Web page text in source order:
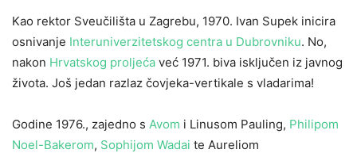
Kao rektor Sveučilišta u Zagrebu, 1970. Ivan Supek inicira
osnivanje Interuniverzitetskog centra u Dubrovniku. No,
nakon Hrvatskog proljeća već 1971. biva isključen iz javnog
života. Još jedan razlaz čovjeka-vertikale s vladarima!
Godine 1976., zajedno s Avom i Linusom Pauling, Philipom
Noel-Bakerom, Sophijom Wadai te Aureliom